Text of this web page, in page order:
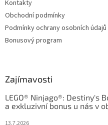
Kontakty
Obchodní podmínky
Podmínky ochrany osobních údajů
Bonusový program
Zajímavosti
LEGO® Ninjago®: Destiny's
a exkluzivní bonus u nás v
13.7.2026